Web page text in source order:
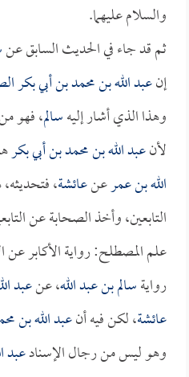
والسلام عليهما.
ثم قد جاء في الحديث السابق عن
إنعبد الله بن محمد بن أبي بكر
وهذا الذي أشار إليهسالم، فهو
لأنعبد الله بن محمد بن أبي بكر
الله بن عمرعنعائشة،
التابعين، وأخذ الصحابة عن
علم المصطلح: رواية الأكابر
روايةسالم بن عبد الله، عنعبد
عائشة، لكن فيه أنعبد الله بن
وهو ليس من رجال الإسنادعبد